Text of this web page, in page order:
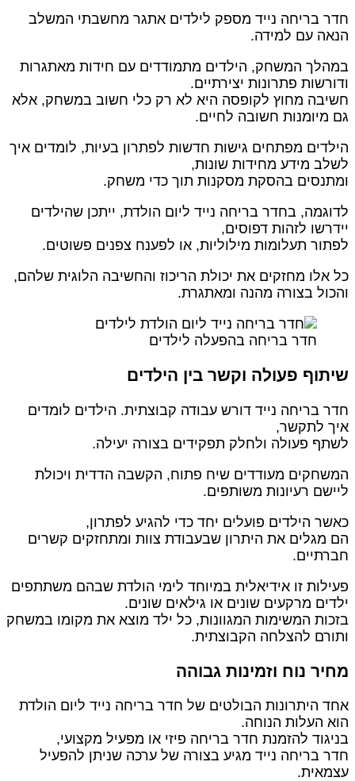
בריחה נייד מספק לילדים אתגר מחשבתי המשלב
עם למידה.
המשחק, הילדים מתמודדים עם חידות מאתגרות
פתרונות יצירתיים.
מחוץ לקופסה היא לא רק כלי חשוב במשחק, אלא
מיומנות חשובה לחיים.
מפתחים גישות חדשות לפתרון בעיות, לומדים איך
מידע מחידות שונות,
בהסקת מסקנות תוך כדי משחק.
בחדר בריחה נייד ליום הולדת, ייתכן שהילדים
לזהות דפוסים,
תעלומות מילוליות, או לפענח צפנים פשוטים.
אלו מחזקים את יכולת הריכוז והחשיבה הלוגית שלהם,
בצורה מהנה ומאתגרת.
חדר בריחה בהפעלה לילדים
פעולה וקשר בין הילדים
בריחה נייד דורש עבודה קבוצתית. הילדים לומדים
לתקשר,
פעולה ולחלק תפקידים בצורה יעילה.
מעודדים שיח פתוח, הקשבה הדדית ויכולת
רעיונות משותפים.
הילדים פועלים יחד כדי להגיע לפתרון,
מגלים את היתרון שבעבודת צוות ומתחזקים קשרים
זו אידיאלית במיוחד לימי הולדת שבהם משתתפים
מרקעים שונים או גילאים שונים.
המשימות המגוונות, כל ילד מוצא את מקומו במשחק
להצלחה הקבוצתית.
נוח וזמינות גבוהה
היתרונות הבולטים של חדר בריחה נייד ליום הולדת
העלות הנוחה.
להזמנת חדר בריחה פיזי או מפעיל מקצועי,
בריחה נייד מגיע בצורה של ערכה שניתן להפעיל